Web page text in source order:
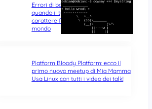
Errori di battitura nel terminale:
quando il typo di un singolo
carattere fa tutta la differenza del
mondo
Platform Bloody Platform: ecco il
primo nuovo meetup di Mia Mamma
Usa Linux con tutti i video dei talk!